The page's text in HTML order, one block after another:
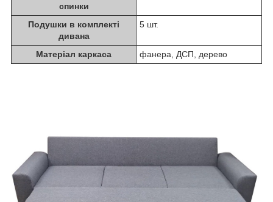
спинки
Подушки в комплекті
дивана
5 шт.
Матеріал каркаса фанера, ДСП, дерево